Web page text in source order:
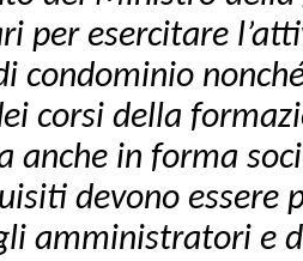
per esercitare
condominio
corsi della
anche in forma
devono
amministratori e